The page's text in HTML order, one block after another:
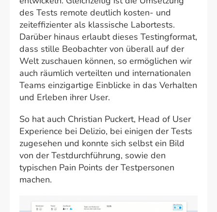
des Tests remote deutlich kosten- und
zeiteffizienter als klassische Labortests.
Darüber hinaus erlaubt dieses Testingformat,
dass stille Beobachter von überall auf der
Welt zuschauen können, so ermöglichen wir
auch räumlich verteilten und internationalen
Teams einzigartige Einblicke in das Verhalten
und Erleben ihrer User.
So hat auch Christian Puckert, Head of User
Experience bei Delizio, bei einigen der Tests
zugesehen und konnte sich selbst ein Bild
von der Testdurchführung, sowie den
typischen Pain Points der Testpersonen
machen.